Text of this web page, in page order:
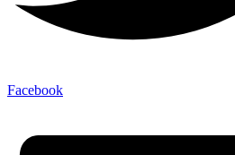
Facebook